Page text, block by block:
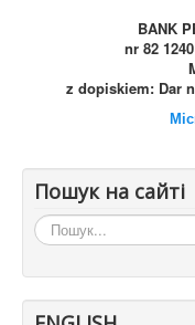
BANK
nr 82
z dopiskiem: Dar
Пошук на сайті
Пошук...